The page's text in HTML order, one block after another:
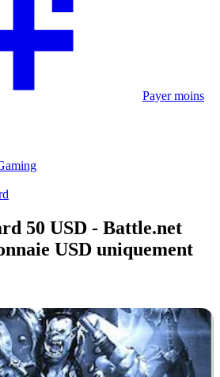
Payer moins
50 USD - Battle.net
USD uniquement